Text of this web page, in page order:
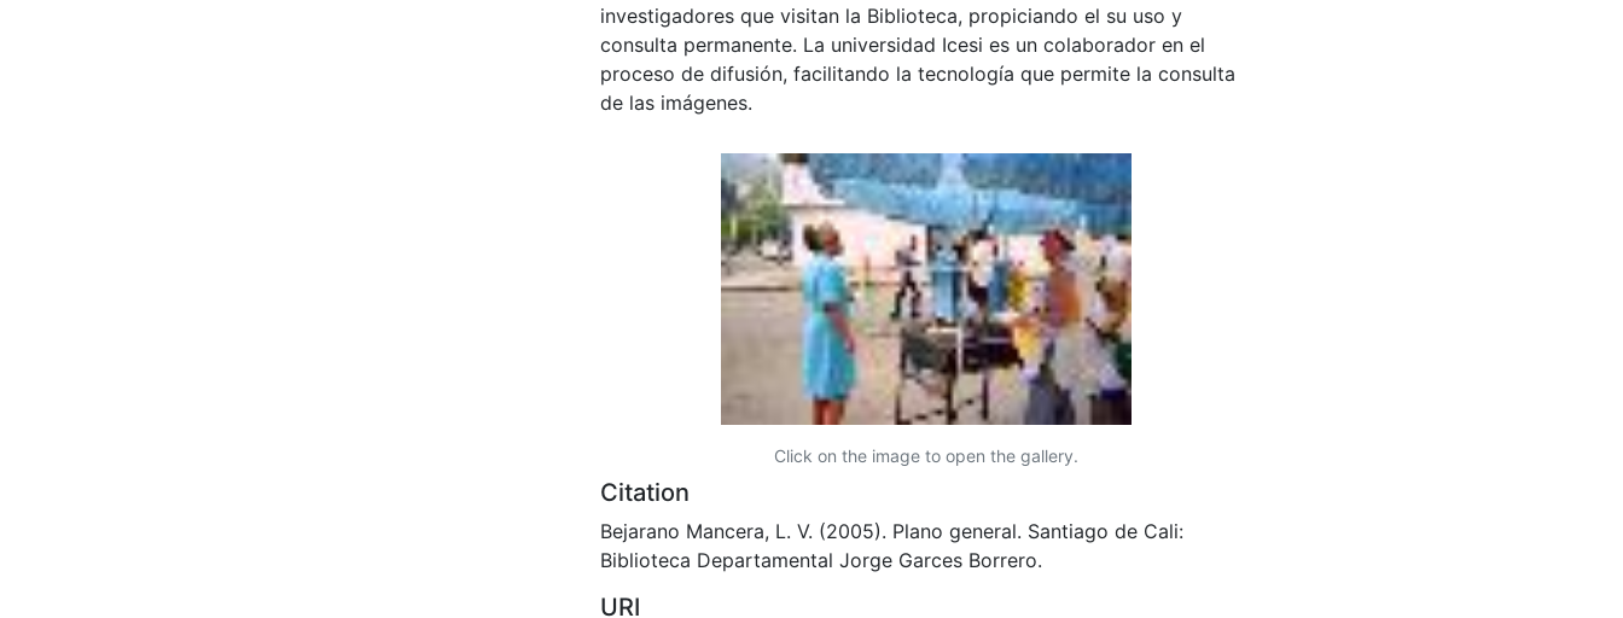
investigadores que visitan la Biblioteca, propiciando el su uso y
consulta permanente. La universidad Icesi es un colaborador en el
proceso de difusión, facilitando la tecnología que permite la consulta
de las imágenes.
Click on the image to open the gallery.
Citation
Bejarano Mancera, L. V. (2005). Plano general. Santiago de Cali:
Biblioteca Departamental Jorge Garces Borrero.
URI